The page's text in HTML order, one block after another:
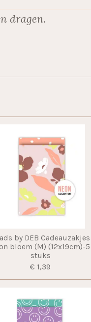
dragen.
by DEB Cadeauzakjes
bloem (M) (12x19cm)-5
stuks
€ 1,39